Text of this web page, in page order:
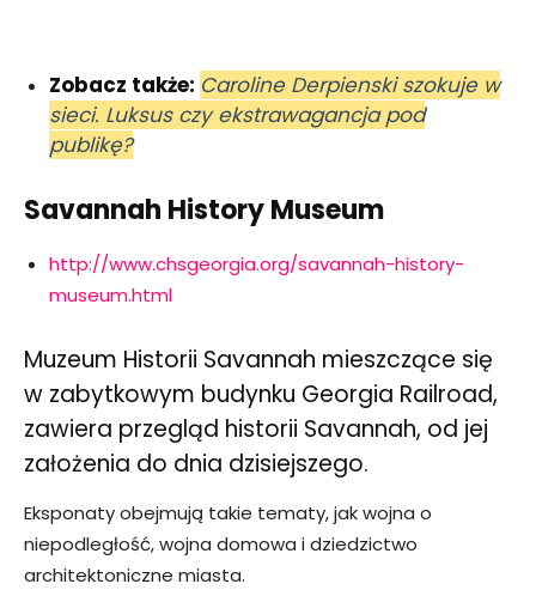
Zobacz także: Caroline Derpienski szokuje w
sieci. Luksus czy ekstrawagancja pod
publikę?
Savannah History Museum
http://www.chsgeorgia.org/savannah-history-
museum.html
Muzeum Historii Savannah mieszczące się
w zabytkowym budynku Georgia Railroad,
zawiera przegląd historii Savannah, od jej
założenia do dnia dzisiejszego.
Eksponaty obejmują takie tematy, jak wojna o
niepodległość, wojna domowa i dziedzictwo
architektoniczne miasta.